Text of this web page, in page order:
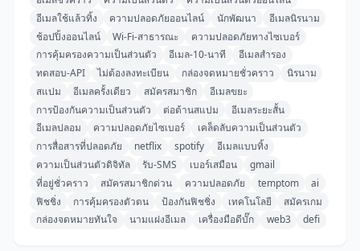
อีเมลใช้แล้วทิ้ง
ความปลอดภัยออนไลน์ นักพัฒนา
อีเมลนิรนาม
ช้อปปิ้งออนไลน์
Wi-Fi-สาธารณะ
ความปลอดภัยทางไซเบอร์
การคุ้มครองความเป็นส่วนตัว
อีเมล-10-นาที
อีเมลสำรอง
ทดสอบ-API
ไม่ต้องลงทะเบียน กล่องจดหมายชั่วคราว
นิรนาม
สแปม
อีเมลครั้งเดียว สมัครสมาชิก
อีเมลขยะ
การป้องกันความเป็นส่วนตัว
ต่อต้านสแปม
อีเมลระยะสั้น
อีเมลปลอม
ความปลอดภัยไซเบอร์
เคล็ดลับความเป็นส่วนตัว
การสื่อสารที่ปลอดภัย
netflix spotify
อีเมลแบบทิ้ง
ความเป็นส่วนตัวดิจิทัล
รับ-SMS เบอร์เสมือน
gmail
ที่อยู่ชั่วคราว
สมัครสมาชิกด่วน ความปลอดภัย temptom
ai
ฟิชชิ่ง
การคุ้มครองตัวตน ป้องกันฟิชชิ่ง เทคโนโลยี
สมัครเกม
กล่องจดหมายทันใจ
นามแฝงอีเมล เครื่องมือดีบั๊ก web3 defi